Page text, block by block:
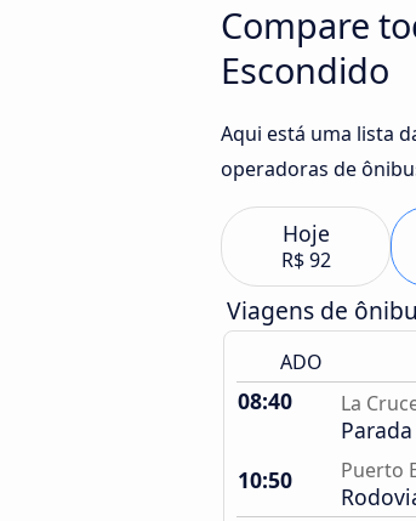
Compare
Escondido
Aqui está uma lista
operadoras de
Hoje
R$ 92
Viagens de
ADO
08:40 La
10:50
Puerto